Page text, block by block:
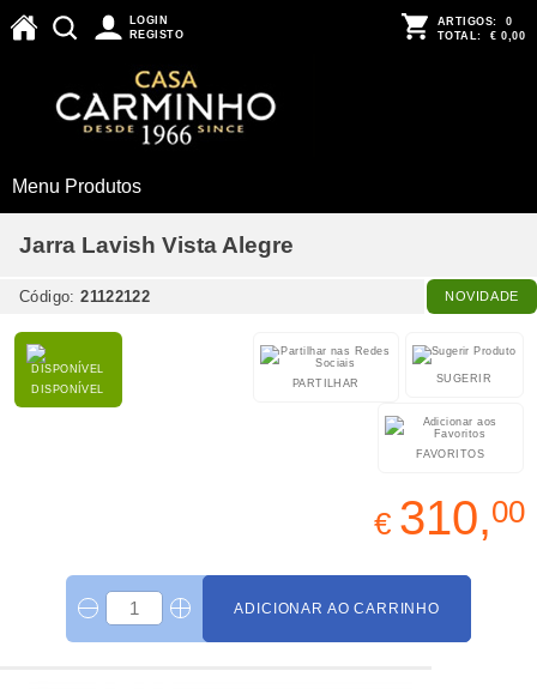
LOGIN
REGISTO
ARTIGOS: 0
TOTAL: € 0,00
Menu Produtos
Jarra Lavish Vista Alegre
Código:21122122 NOVIDADE
DISPONÍVEL
SUGERIR
PARTILHAR
FAVORITOS
€ 310,00
ADICIONAR AO CARRINHO